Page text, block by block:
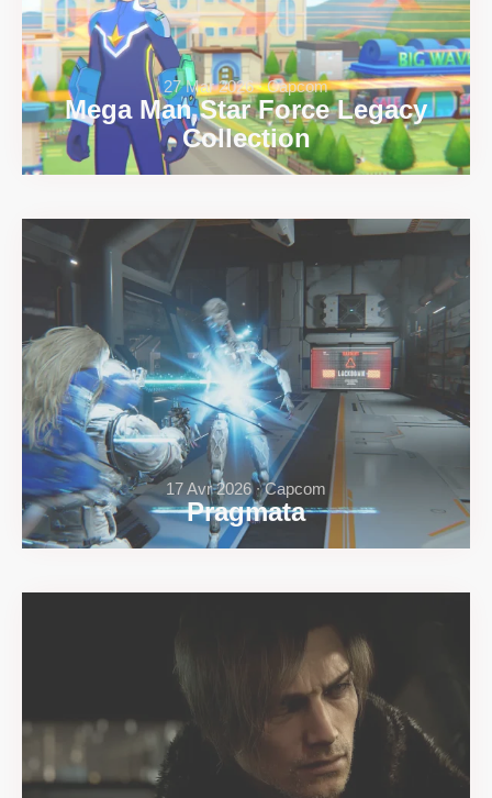
Mega Man Star Force Legacy
Collection
27 Mar 2026 ∙ Capcom
Pragmata
17 Avr 2026 ∙ Capcom